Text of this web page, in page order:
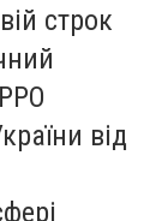
строк
від